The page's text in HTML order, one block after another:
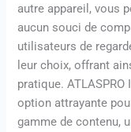
autre appareil, vous
aucun souci de
utilisateurs de
leur choix, offrant
pratique.
option attrayante
gamme de contenu,